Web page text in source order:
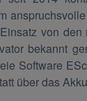
von
bekannt
Software
über das